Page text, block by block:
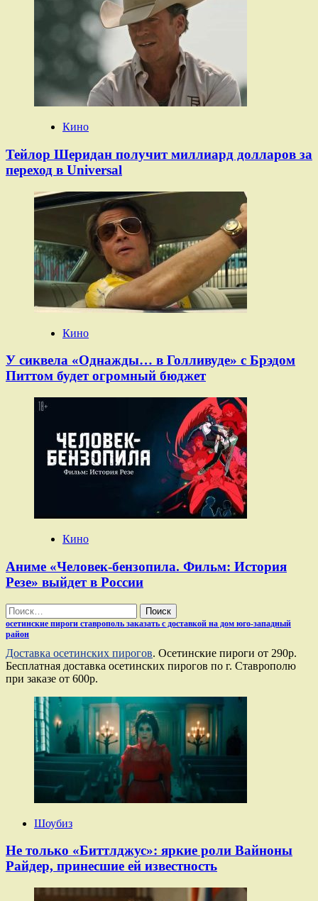
Кино
Тейлор Шеридан получит миллиард долларов за
переход в Universal
Кино
У сиквела «Однажды… в Голливуде» с Брэдом
Питтом будет огромный бюджет
Кино
Аниме «Человек-бензопила. Фильм: История
Резе» выйдет в России
Найти:
осетинские пироги ставрополь заказать с доставкой на дом юго-западный
район
Доставка осетинских пирогов. Осетинские пироги от 290р.
Бесплатная доставка осетинских пирогов по г. Ставрополю
при заказе от 600р.
Шоубиз
Не только «Биттлджус»: яркие роли Вайноны
Райдер, принесшие ей известность